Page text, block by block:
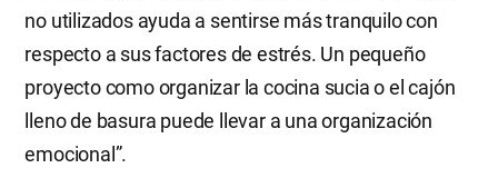
no utilizados ayuda a sentirse más tranquilo con
respecto a sus factores de estrés. Un pequeño
proyecto como organizar la cocina sucia o el cajón
lleno de basura puede llevar a una organización
emocional”.